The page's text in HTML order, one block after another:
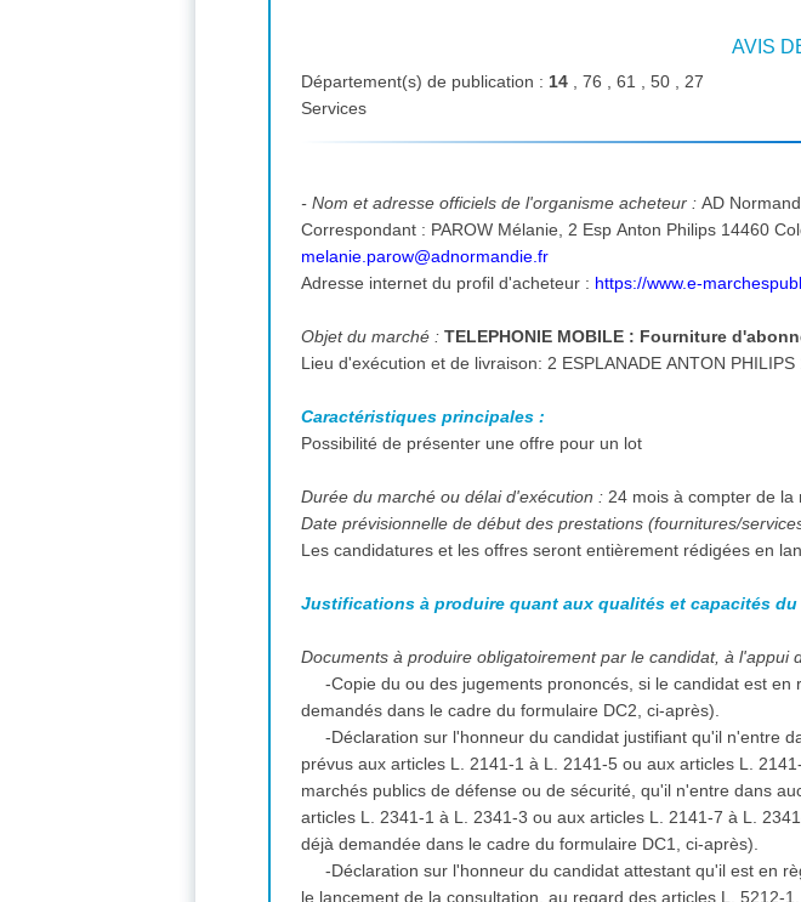
AVIS
Département(s) de publication :14
, 76 , 61 , 50 , 27
Services
- Nom et adresse officiels de l'organisme acheteur :AD
melanie.parow@adnormandie.fr
Adresse internet du profil d'acheteur : https://www.e-
Objet du marché :TELEPHONIE MOBILE : Fourniture
Caractéristiques principales :
Possibilité de présenter une offre pour un lot
Durée du marché ou délai d'exécution : 24 mois à compter de la
Date prévisionnelle de début des prestations (fournitures/
Les candidatures et les offres seront entièrement rédigées en
Justifications à produire quant aux qualités et capacités
Documents à produire obligatoirement par le candidat, à l'appui
-Copie du ou des jugements prononcés, si le candidat est
demandés dans le cadre du formulaire DC2, ci-après).
-Déclaration sur l'honneur du candidat justifiant qu'il n'entre
prévus aux articles L. 2141-1 à L. 2141-5 ou aux articles L.
marchés publics de défense ou de sécurité, qu'il n'entre dans
articles L. 2341-1 à L. 2341-3 ou aux articles L. 2141-7 à L.
déjà demandée dans le cadre du formulaire DC1, ci-après).
-Déclaration sur l'honneur du candidat attestant qu'il est en
le lancement de la consultation, au regard des articles L.